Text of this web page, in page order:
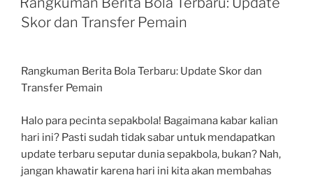
Skor dan Transfer Pemain
Rangkuman Berita Bola Terbaru: Update Skor dan
Transfer Pemain
Halo para pecinta sepakbola! Bagaimana kabar kalian
hari ini? Pasti sudah tidak sabar untuk mendapatkan
update terbaru seputar dunia sepakbola, bukan? Nah,
jangan khawatir karena hari ini kita akan membahas